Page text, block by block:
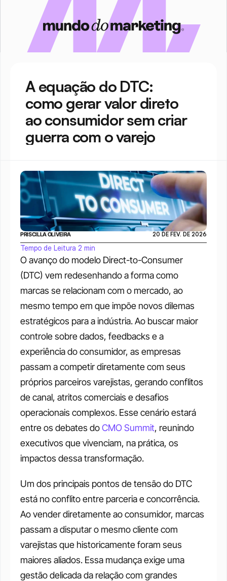
A equação do DTC:
como gerar valor direto
ao consumidor sem criar
guerra com o varejo
O avanço do modelo Direct-to-Consumer
(DTC) vem redesenhando a forma como
marcas se relacionam com o mercado, ao
mesmo tempo em que impõe novos dilemas
estratégicos para a indústria. Ao buscar maior
controle sobre dados, feedbacks e a
experiência do consumidor, as empresas
passam a competir diretamente com seus
próprios parceiros varejistas, gerando conflitos
de canal, atritos comerciais e desafios
operacionais complexos. Esse cenário estará
entre os debates do CMO Summit, reunindo
executivos que vivenciam, na prática, os
impactos dessa transformação.
Um dos principais pontos de tensão do DTC
está no conflito entre parceria e concorrência.
Ao vender diretamente ao consumidor, marcas
passam a disputar o mesmo cliente com
varejistas que historicamente foram seus
maiores aliados. Essa mudança exige uma
gestão delicada da relação com grandes
PRISCILLA OLIVEIRA 20 DE FEV. DE 2026
Tempo de Leitura 2 min